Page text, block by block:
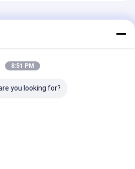
8:51 PM
you looking for?